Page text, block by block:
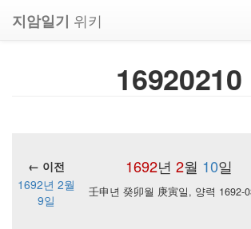
지암일기 위키
16920210
1692년 2월 10일
← 이전
1692년 2월
9일
壬申년 癸卯월 庚寅일, 양력 1692-